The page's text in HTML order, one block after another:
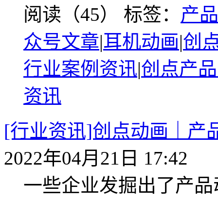
阅读（45） 标签： 产
众号文章|耳机动画|创
行业案例资讯|创点产
资讯
[行业资讯]创点动画｜产
2022年04月21日 17:42
一些企业发掘出了产